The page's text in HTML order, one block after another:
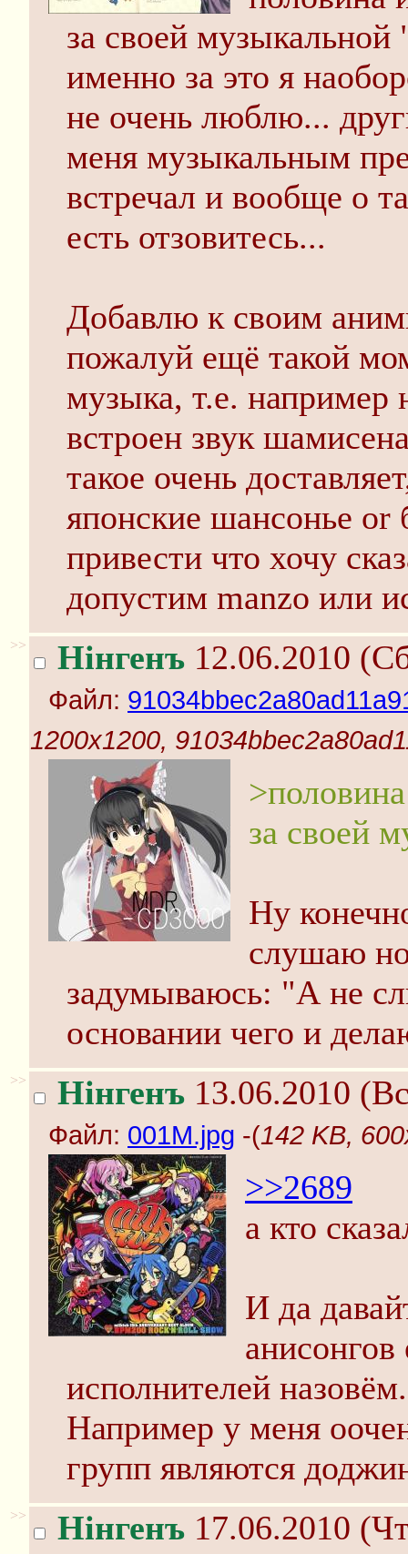
за своей
именно за это я
не очень люблю...
меня музыкальным
встречал и вообще о
есть отзовитесь...
Добавлю к своим
пожалуй ещё такой
музыка, т.е.
встроен звук
такое очень
японские шансонье
привести что хочу
допустим manzo или
>> Нінгенъ 12.06.2010
Файл:
1200x1200,
за своей
Ну
слушаю
задумываюсь: "А не
основании чего и
>> Нінгенъ 13.06.2010
Файл: 001M.jpg -(142 KB,
>>2689
а кто
И да
исполнителей
Например у меня
групп являются
>> Нінгенъ 17.06.2010